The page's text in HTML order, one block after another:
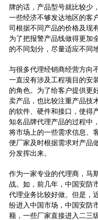
牌的话，产品型号就比较少
一些经济不够发达地区的客
司根据不同产品的价格及现
为了把报警产品线做得更加
的不同划分，尽量适应不同
与很多代理经销商经营方向
一直没有涉及工程项目的安
的角色。为了给客户提供更
卖产品，也比较注重产品技
的软件、硬件和接口，使得
知名品牌代理产品的过程中
将市场上的一些需求信息、
便厂家及时根据需求对产品
分发挥出来。
作为一家专业的代理商，马
战。如，前几年，中国安防
代理业务比较好做。但是，
纷进入中国市场，中国安防
额，一些厂家直接进入二三